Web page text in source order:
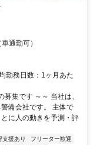
通勤可）
勤務日数：1ヶ月あた
集です ～～ 当社は、
備会社です。 主体で
に人の動きを予測・評
支援あり
フリーター歓迎